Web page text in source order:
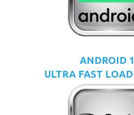
ANDROID
ULTRA FAST